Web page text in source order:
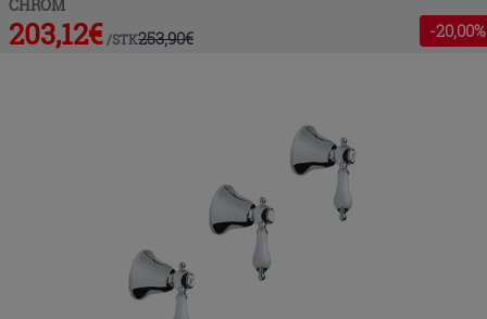
CHROM
203,12€ /STK253,90€ -20,00%